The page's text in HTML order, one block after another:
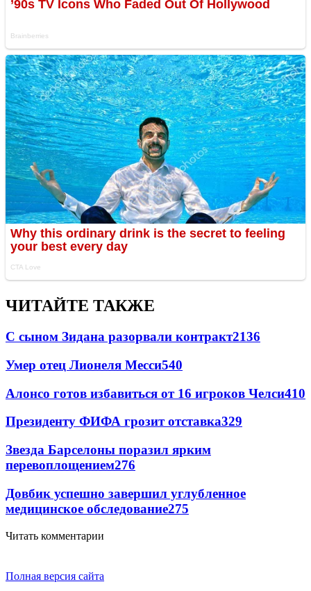
ЧИТАЙТЕ ТАКЖЕ
С сыном Зидана разорвали контракт2136
Умер отец Лионеля Месси540
Алонсо готов избавиться от 16 игроков Челси410
Президенту ФИФА грозит отставка329
Звезда Барселоны поразил ярким
перевоплощением276
Довбик успешно завершил углубленное
медицинское обследование275
Читать комментарии
Полная версия сайта